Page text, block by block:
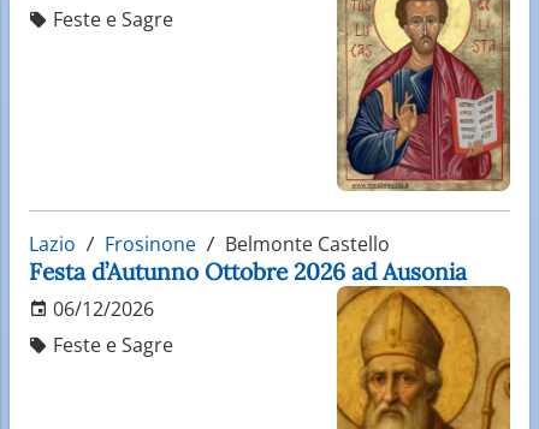
Feste e Sagre
Lazio Frosinone Belmonte Castello
Festa d’Autunno Ottobre 2026 ad Ausonia
06/12/2026
Feste e Sagre